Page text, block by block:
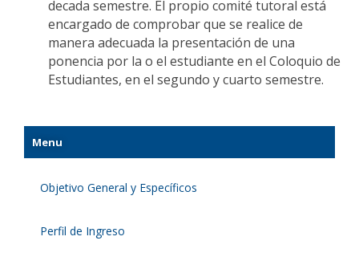
decada semestre. El propio comité tutoral está
encargado de comprobar que se realice de
manera adecuada la presentación de una
ponencia por la o el estudiante en el Coloquio de
Estudiantes, en el segundo y cuarto semestre.
Menu
Objetivo General y Específicos
Perfil de Ingreso